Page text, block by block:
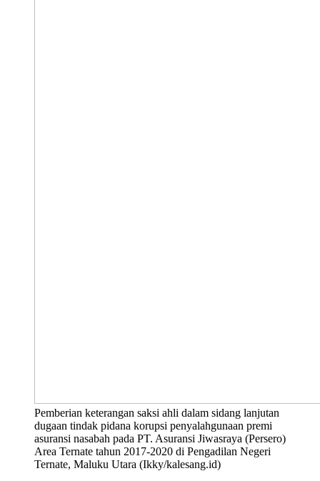
Pemberian keterangan saksi ahli dalam sidang lanjutan
dugaan tindak pidana korupsi penyalahgunaan premi
asuransi nasabah pada PT. Asuransi Jiwasraya (Persero)
Area Ternate tahun 2017-2020 di Pengadilan Negeri
Ternate, Maluku Utara (Ikky/kalesang.id)